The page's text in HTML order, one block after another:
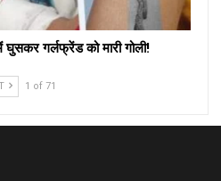
गर्लफ्रेंड को मारी गोली!
1 of 71